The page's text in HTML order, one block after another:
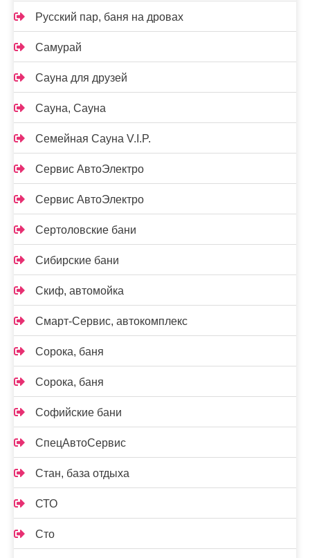
Русский пар, баня на дровах
Самурай
Сауна для друзей
Сауна, Сауна
Семейная Сауна V.I.P.
Сервис АвтоЭлектро
Сервис АвтоЭлектро
Сертоловские бани
Сибирские бани
Скиф, автомойка
Смарт-Сервис, автокомплекс
Сорока, баня
Сорока, баня
Софийские бани
СпецАвтоСервис
Стан, база отдыха
СТО
Сто